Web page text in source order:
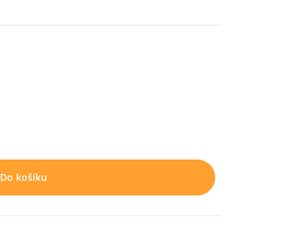
Do košíku